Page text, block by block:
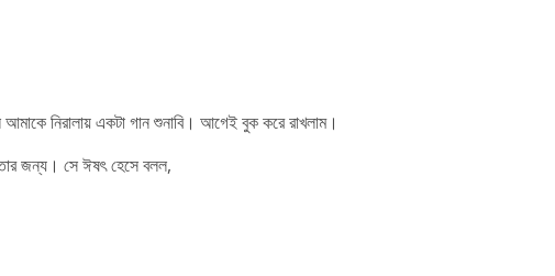
নিরালায় একটা গান শুনাবি। আগেই বুক করে রাখলাম।
জন্য। সে ঈষৎ হেসে বলল,